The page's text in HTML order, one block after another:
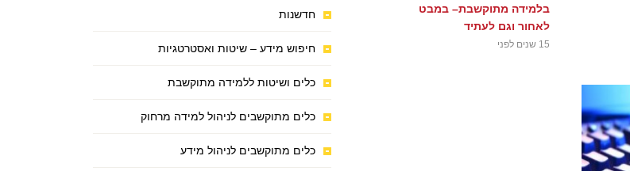
בלמידה מתוקשבת– במבט
לאחור וגם לעתיד
15 שנים לפני
חדשנות
חיפוש מידע – שיטות ואסטרטגיות
כלים ושיטות ללמידה מתוקשבת
כלים מתוקשבים לניהול למידה מרחוק
כלים מתוקשבים לניהול מידע